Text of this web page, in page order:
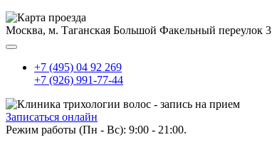
Москва, м. Таганская Большой Факельный переулок 3
+7 (495) 04 92 269
+7 (926) 991-77-44
Записаться онлайн
Режим работы (Пн - Вс): 9:00 - 21:00.